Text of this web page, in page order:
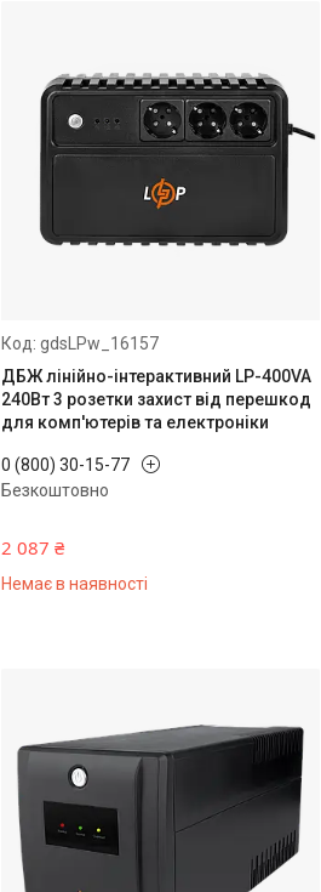
gdsLPw_16157
ДБЖ лінійно-інтерактивний LP-400VA
240Вт 3 розетки захист від перешкод
для комп'ютерів та електроніки
0 (800) 30-15-77
Безкоштовно
2 087 ₴
Немає в наявності